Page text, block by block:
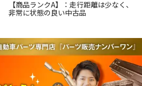
【商品ランクA】：走行距離は少なく、
非常に状態の良い中古品